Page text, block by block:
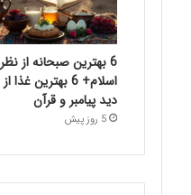
6 بهترین صبحانه از نظر
اسلام+ 6 بهترین غذا از
دید پیامبر و قرآن
5 روز پیش